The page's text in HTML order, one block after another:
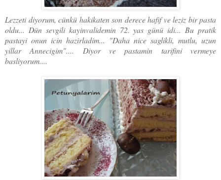
Lezzeti diyorum, cünkü hakikaten son derece hafif ve leziz bir pasta
oldu... Dün sevgili kayinvalidemin 72. yas günü idi... Bu pratik
pastayi onun icin hazirladim... "Daha nice saglikli, mutlu, uzun
yillar Annecigim".... Diyor ve pastamin tarifini vermeye
basliyorum....